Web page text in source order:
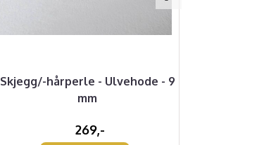
Skjegg/-hårperle - Ulvehode - 9
mm
269,-